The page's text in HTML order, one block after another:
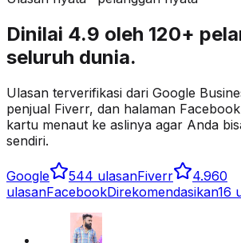
Dinilai 4.9 oleh 120+
seluruh dunia.
Ulasan terverifikasi dari Google
penjual Fiverr, dan halaman
kartu menaut ke aslinya agar Anda
sendiri.
Google 544 ulasanFiverr 4.960
ulasanFacebookDirekomendasikan16